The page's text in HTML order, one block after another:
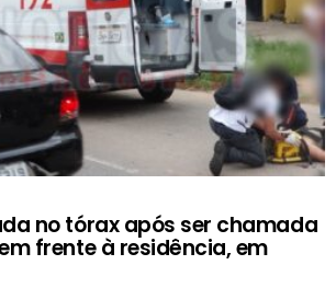
no tórax após ser chamada
frente à residência, em